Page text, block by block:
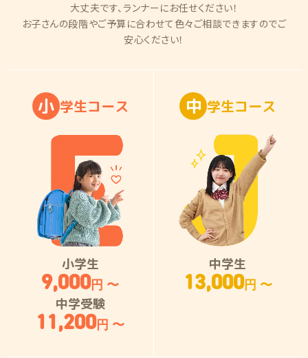
大丈夫です、ランナーにお任せください！
お子さんの段階やご予算に合わせて色々ご相談できますのでご
安心ください！
小 学生コース
小学生
9,000円 〜
中学受験
11,200円 〜
中 学生コース
中学生
13,000円 〜